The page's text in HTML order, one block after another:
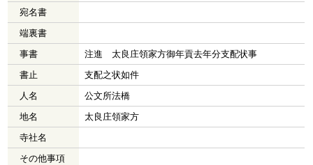
宛名書
端裏書
事書
注進 太良庄領家方御年貢去年分支配状事
書止
支配之状如件
人名
公文所法橋
地名
太良庄領家方
寺社名
その他事項